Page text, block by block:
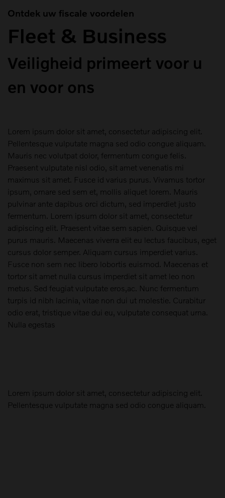
Ontdek uw fiscale voordelen
Fleet & Business
Veiligheid primeert voor u
en voor ons
Lorem ipsum dolor sit amet, consectetur adipiscing elit.
Pellentesque vulputate magna sed odio congue aliquam.
Mauris nec volutpat dolor, fermentum congue felis.
Praesent vulputate nisl odio, sit amet venenatis mi
maximus sit amet. Fusce id varius purus. Vivamus tortor
ipsum, ornare sed sem et, mollis aliquet lorem. Mauris
pulvinar ante dapibus orci dictum, sed imperdiet justo
fermentum. Lorem ipsum dolor sit amet, consectetur
adipiscing elit. Praesent vitae sem sapien. Quisque vel
purus mauris. Maecenas viverra elit eu lectus faucibus, eget
cursus dolor semper. Aliquam cursus imperdiet varius.
Fusce non sem nec libero lobortis euismod. Maecenas et
tortor sit amet nulla cursus imperdiet sit amet leo non
metus. Sed feugiat vulputate eros,ac. Nunc fermentum
turpis id nibh lacinia, vitae non dui ut molestie. Curabitur
odio erat, tristique vitae dui eu, vulputate consequat urna.
Nulla egestas
Lorem ipsum dolor sit amet, consectetur adipiscing elit.
Pellentesque vulputate magna sed odio congue aliquam.